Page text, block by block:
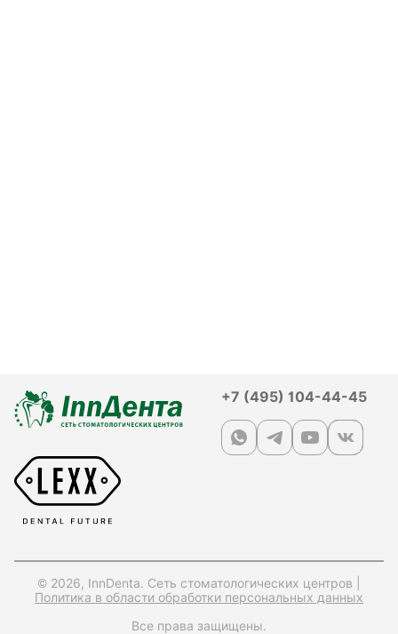
+7 (495) 104-44-45
© 2026, InnDenta. Сеть стоматологических центров |
Политика в области обработки персональных данных
Все права защищены.